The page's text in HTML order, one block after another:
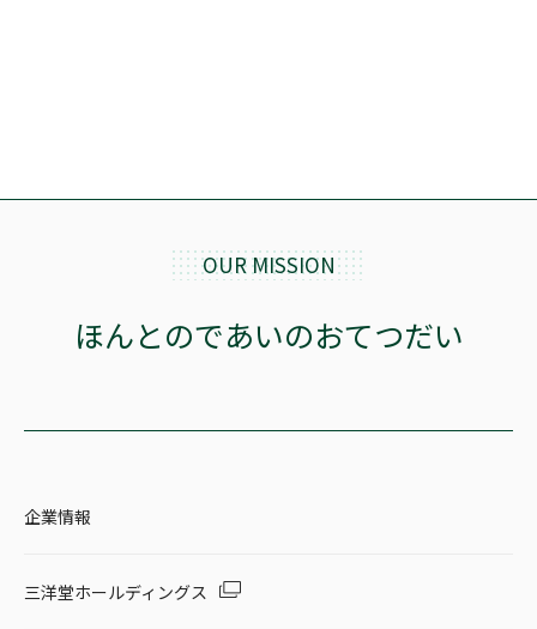
OUR MISSION
ほんとのであいのおてつだい
企業情報
三洋堂ホールディングス